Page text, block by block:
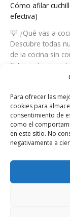
Para ofrecer las
cookies para
consentimiento de
como el
en este sitio. No
negativamente a
Cómo afilar
efectiva)
💡 ¿Qué vas a
Descubre todas
de la cocina sin
Si te gustan
.